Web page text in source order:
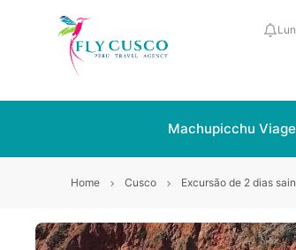
Machupicchu
Home Cusco Excursão de 2 dias